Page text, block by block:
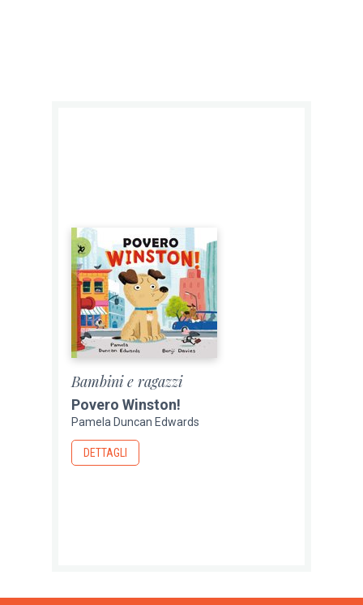
Bambini e ragazzi
Povero Winston!
Pamela Duncan Edwards
DETTAGLI